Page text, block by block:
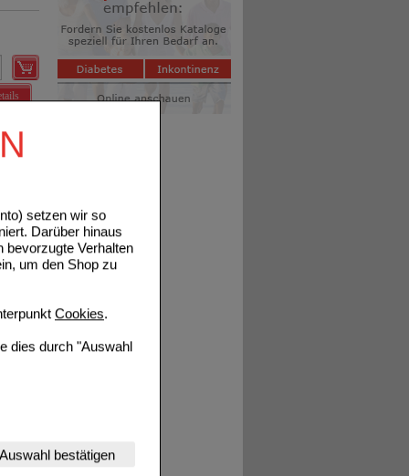
setzen wir so
Darüber hinaus
bevorzugte Verhalten
um den Shop zu
Cookies.
dies durch "Auswahl
Website
werden kann.
Auswahl bestätigen